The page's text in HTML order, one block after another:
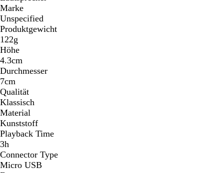
Marke
Unspecified
Produktgewicht
122g
Höhe
4.3cm
Durchmesser
7cm
Qualität
Klassisch
Material
Kunststoff
Playback Time
3h
Connector Type
Micro USB